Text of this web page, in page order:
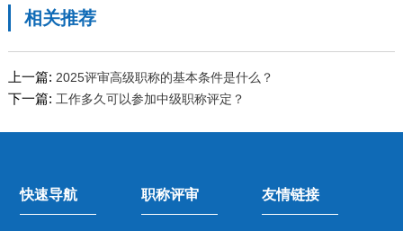
相关推荐
上一篇: 2025评审高级职称的基本条件是什么？
下一篇: 工作多久可以参加中级职称评定？
快速导航 职称评审 友情链接